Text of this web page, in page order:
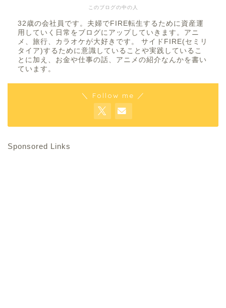
このブログの中の人
32歳の会社員です。夫婦でFIRE転生するために資産運
用していく日常をブログにアップしていきます。アニ
メ、旅行、カラオケが大好きです。 サイドFIRE(セミリ
タイア)するために意識していることや実践しているこ
とに加え、お金や仕事の話、アニメの紹介なんかを書い
ています。
＼ Follow me ／
Sponsored Links